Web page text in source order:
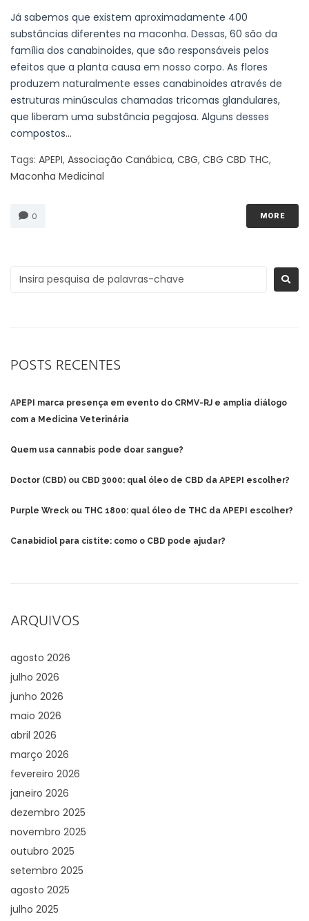
Já sabemos que existem aproximadamente 400
substâncias diferentes na maconha. Dessas, 60 são da
família dos canabinoides, que são responsáveis pelos
efeitos que a planta causa em nosso corpo. As flores
produzem naturalmente esses canabinoides através de
estruturas minúsculas chamadas tricomas glandulares,
que liberam uma substância pegajosa. Alguns desses
compostos...
Tags: APEPI, Associação Canábica, CBG, CBG CBD THC,
Maconha Medicinal
0 MORE
POSTS RECENTES
APEPI marca presença em evento do CRMV-RJ e amplia diálogo
com a Medicina Veterinária
Quem usa cannabis pode doar sangue?
Doctor (CBD) ou CBD 3000: qual óleo de CBD da APEPI escolher?
Purple Wreck ou THC 1800: qual óleo de THC da APEPI escolher?
Canabidiol para cistite: como o CBD pode ajudar?
ARQUIVOS
agosto 2026
julho 2026
junho 2026
maio 2026
abril 2026
março 2026
fevereiro 2026
janeiro 2026
dezembro 2025
novembro 2025
outubro 2025
setembro 2025
agosto 2025
julho 2025